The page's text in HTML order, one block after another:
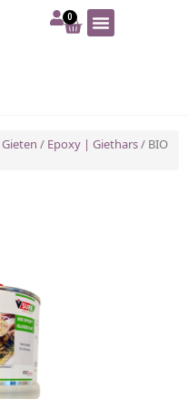
0
Gieten / Epoxy | Giethars/ BIO